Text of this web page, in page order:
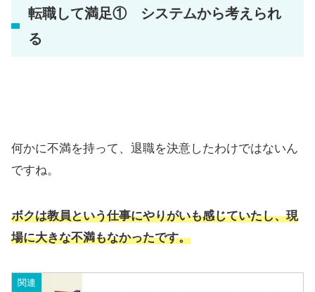
転職して満足① システムから考えられ
る
何かに不満を持って、退職を決意したわけではないん
ですね。
ボクは教員という仕事にやりがいも感じていたし、現
場に大きな不満もなかったです。
関連